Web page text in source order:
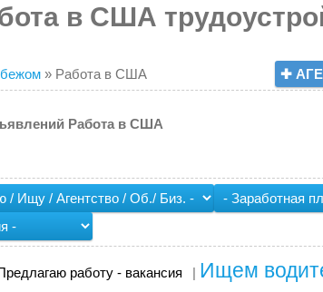
в США
» Работа в США ✚
Работа в США
работу - вакансия | Ищем